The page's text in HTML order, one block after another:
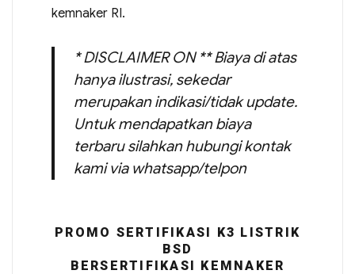
kemnaker RI.
* DISCLAIMER ON ** Biaya di atas
hanya ilustrasi, sekedar
merupakan indikasi/tidak update.
Untuk mendapatkan biaya
terbaru silahkan hubungi kontak
kami via whatsapp/telpon
PROMO SERTIFIKASI K3 LISTRIK
BSD
BERSERTIFIKASI KEMNAKER